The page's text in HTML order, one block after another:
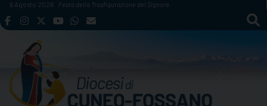
Skip
to
6 Agosto 2026 Festa della Trasfigurazione del Signore